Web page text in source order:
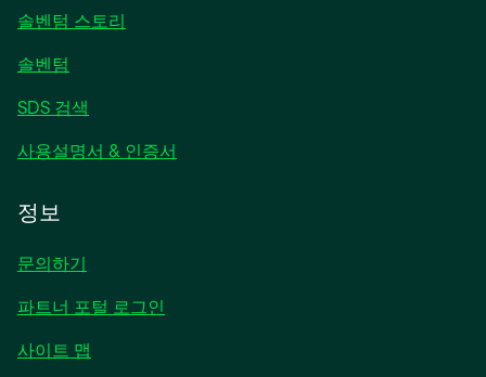
열
림
솔벤텀 스토리
솔벤텀
SDS 검색
사용설명서 & 인증서
정보
문의하기
파트너 포털 로그인
사이트 맵